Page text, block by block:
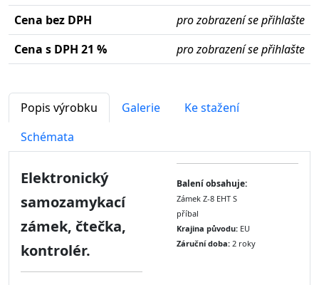
Cena bez DPH
pro zobrazení se přihlašte
Cena s DPH 21 %
pro zobrazení se přihlašte
Popis výrobku Galerie
Ke stažení
Schémata
Elektronický
samozamykací
zámek, čtečka,
kontrolér.
Balení obsahuje:
Zámek Z-8 EHT S
příbal
Krajina původu: EU
Záruční doba: 2 roky